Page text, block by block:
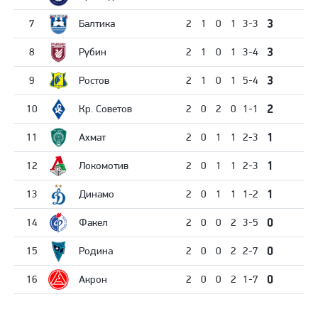
7 Балтика 2 1 0 1 3-3 3
8 Рубин 2 1 0 1 3-4 3
9 Ростов 2 1 0 1 5-4 3
10 Кр. Советов 2 0 2 0 1-1 2
11 Ахмат 2 0 1 1 2-3 1
12 Локомотив 2 0 1 1 2-3 1
13 Динамо 2 0 1 1 1-2 1
14 Факел 2 0 0 2 3-5 0
15 Родина 2 0 0 2 2-7 0
16 Акрон 2 0 0 2 1-7 0